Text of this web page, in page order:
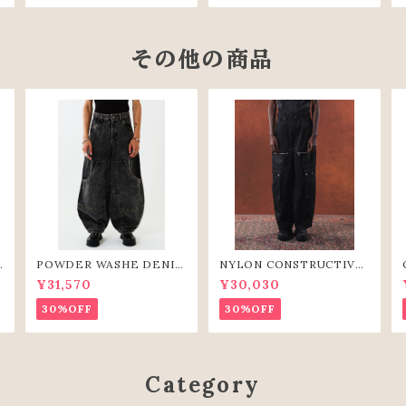
その他の商品
POWDER WASHE DENIM
CURVE PANTS(BLK)
¥31,570
30%OFF
NYLON CONSTRUCTIVE
WIDE PANTS(BLK)
¥30,030
30%OFF
Category